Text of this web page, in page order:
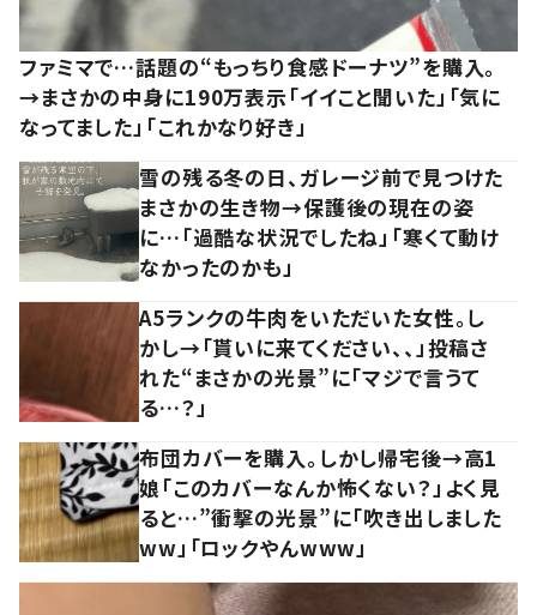
ファミマで…話題の“もっちり食感ドーナツ”を購入。
→まさかの中身に190万表示「イイこと聞いた」「気に
なってました」「これかなり好き」
雪の残る冬の日、ガレージ前で見つけた
まさかの生き物→保護後の現在の姿
に…「過酷な状況でしたね」「寒くて動け
なかったのかも」
A5ランクの牛肉をいただいた女性。し
かし→「貰いに来てください、、」投稿さ
れた“まさかの光景”に「マジで言うて
る…？」
布団カバーを購入。しかし帰宅後→高1
娘「このカバーなんか怖くない？」よく見
ると…”衝撃の光景”に「吹き出しました
ww」「ロックやんwww」